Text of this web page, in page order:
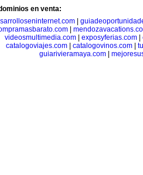
en venta:
|
videosmultimedia.com
exposyferias.com
catalogoviajes.com| catalogovinos.com|
guiarivieramaya.com